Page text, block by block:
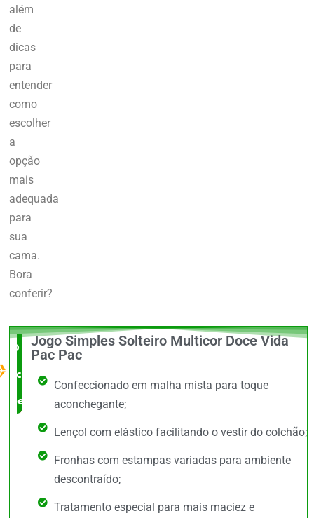
além
de
dicas
para
entender
como
escolher
a
opção
mais
adequada
para
sua
cama.
Bora
conferir?
O Melhor
custo x
benefício
Jogo Simples Solteiro Multicor Doce Vida
Pac Pac
Confeccionado em malha mista para toque
aconchegante;
Lençol com elástico facilitando o vestir do colchão;
Fronhas com estampas variadas para ambiente
descontraído;
Tratamento especial para mais maciez e